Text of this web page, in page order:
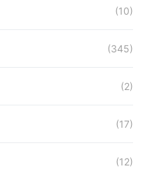
(10)
(345)
(2)
(17)
(12)